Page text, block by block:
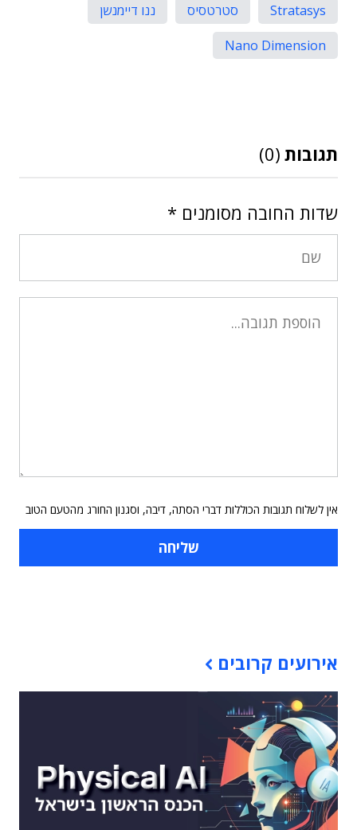
Stratasys סטרטסיס
ננו דיימנשן
Nano Dimension
תגובות (0)
שדות החובה מסומנים *
אין לשלוח תגובות הכוללות דברי הסתה, דיבה, וסגנון החורג מהטעם הטוב
אירועים קרובים